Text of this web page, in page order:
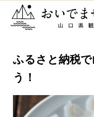
おいでませ山口へー
ふるさと納税
う！